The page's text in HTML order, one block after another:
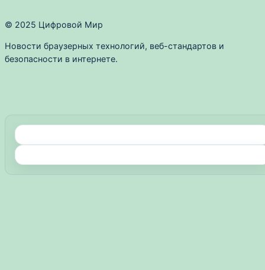
© 2025 Цифровой Мир
Новости браузерных технологий, веб-стандартов и
безопасности в интернете.